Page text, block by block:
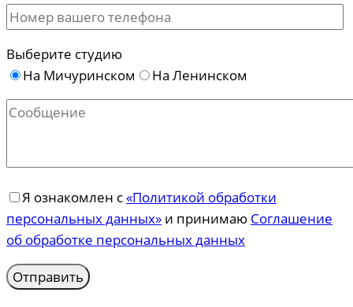
Выберите студию
На Мичуринском
На Ленинском
Я ознакомлен с«Политикой обработки
персональных данных» и принимаю Соглашение
об обработке персональных данных